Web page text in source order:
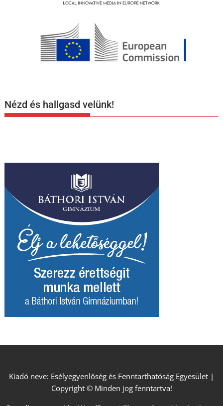
Nézd és hallgasd velünk!
Kiadó neve: Esélyegyenlőség és Fenntarthatóság Egyesület |
Copyright © Minden jog fenntartva!